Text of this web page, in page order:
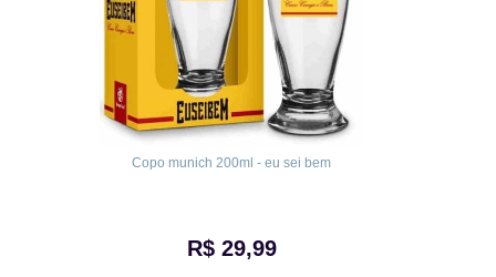
Copo munich 200ml - eu sei bem
R$ 29,99